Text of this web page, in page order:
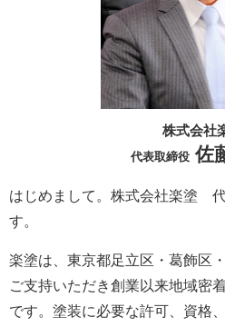
株式会社
代表取締役佐
はじめまして。株式会社楽塗
す。
楽塗は、東京都足立区・葛飾区
ご支持いただき創業以来地域密
です。塗装に必要な許可、資格